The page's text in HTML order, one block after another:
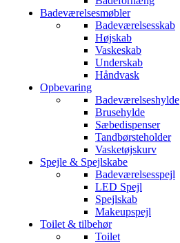
Badeværelsesmøbler
Badeværelsesskab
Højskab
Vaskeskab
Underskab
Håndvask
Opbevaring
Badeværelseshylde
Brusehylde
Sæbedispenser
Tandbørsteholder
Vasketøjskurv
Spejle & Spejlskabe
Badeværelsesspejl
LED Spejl
Spejlskab
Makeupspejl
Toilet & tilbehør
Toilet